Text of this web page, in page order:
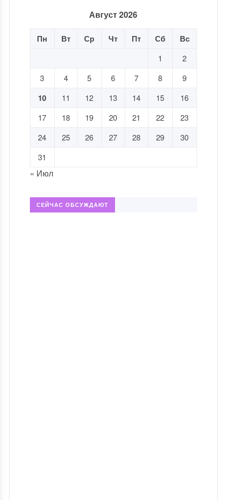
Август 2026
Пн Вт Ср Чт Пт Сб Вс
1
2
3
4 5 6 7 8 9
10 11 12 13 14 15
16
17
18 19 20 21 22
23
24
25 26 27 28 29
30
31
« Июл
СЕЙЧАС ОБСУЖДАЮТ